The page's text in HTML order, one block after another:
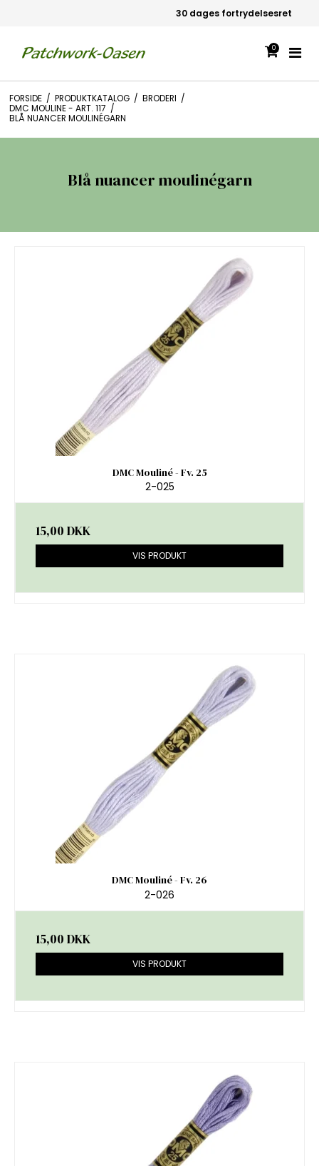
30 dages fortrydelsesret
0
FORSIDE / PRODUKTKATALOG / BRODERI /
DMC MOULINE - ART. 117 /
BLÅ NUANCER MOULINÉGARN
Blå nuancer moulinégarn
DMC Mouliné - Fv. 25
2-025
15,00 DKK
VIS PRODUKT
DMC Mouliné - Fv. 26
2-026
15,00 DKK
VIS PRODUKT